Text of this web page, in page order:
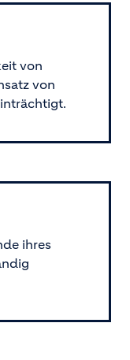
von
von
ihres